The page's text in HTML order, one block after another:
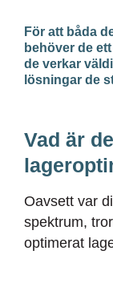
För att båda
behöver de
de verkar
lösningar de
Vad är
Oavsett var
spektrum,
optimerat